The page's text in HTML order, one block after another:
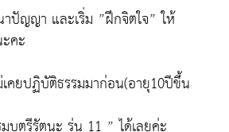
ปัญญา และเริ่ม ”ฝึกจิตใจ” ให้
คะ
เคยปฏิบัติธรรมมาก่อน(อายุ10ปีขึ้น